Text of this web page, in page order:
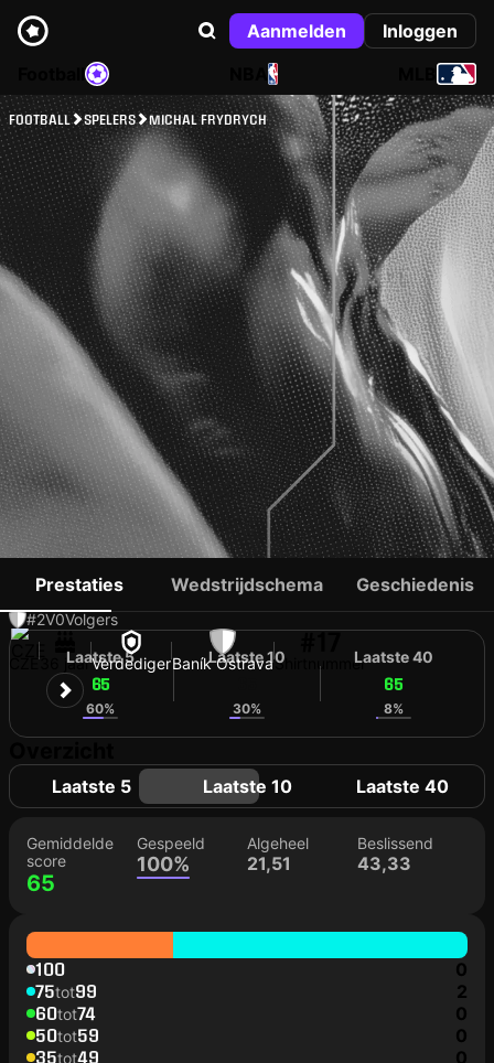
Aanmelden
Inloggen
NBA
FOOTBALL SPELERS MICHAL FRYDRYCH
MICHAL FRYDRYCH
#2V0Volgers
36 jaarVerdedigerBaník OstravaShirtnummer
Prestaties Wedstrijdschema Geschiedenis
Laatste 5
65
60%
Laatste 10
30%
Laatste 40
65
8%
Laatste 5 Laatste 10 Laatste 40
Gemiddelde
score
65
Gespeeld
100%
Algeheel
21,51
Beslissend
43,33
100 0
75tot99 2
60tot74 0
50tot59 0
35tot49 0